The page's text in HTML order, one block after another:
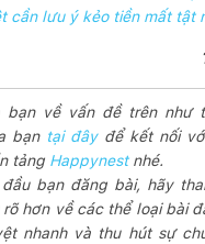
cần lưu ý kẻo tiền mất tật
bạn về vấn đề trên như
bạn tại đâyđể kết nối
tảng Happynest nhé.
bạn đăng bài, hãy
hơn về các thể loại bài
nhanh và thu hút sự